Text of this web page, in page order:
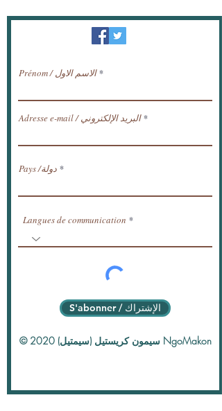
النشرة الإخبارية / تلقي الأخبار عبر البريد
Prénom / الاسم الاول
Adresse e-mail / البريد الإلكتروني
Pays /دولة
Langues de communication
S'abonner / الإشتراك
© 2020 سيمون كريستيل (سيمتيل) NgoMakon